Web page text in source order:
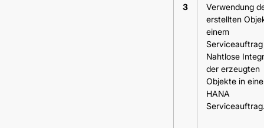
3
Verwendung
erstellten
einem
Serviceauftrag
Nahtlose
der erzeugten
Objekte in
HANA